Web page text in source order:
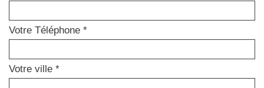
Votre Téléphone *
Votre ville *